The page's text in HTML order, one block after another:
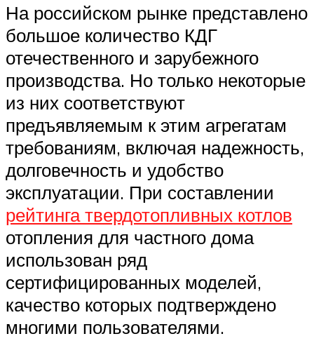
На российском рынке представлено
большое количество КДГ
отечественного и зарубежного
производства. Но только некоторые
из них соответствуют
предъявляемым к этим агрегатам
требованиям, включая надежность,
долговечность и удобство
эксплуатации. При составлении
рейтинга твердотопливных котлов
отопления для частного дома
использован ряд
сертифицированных моделей,
качество которых подтверждено
многими пользователями.